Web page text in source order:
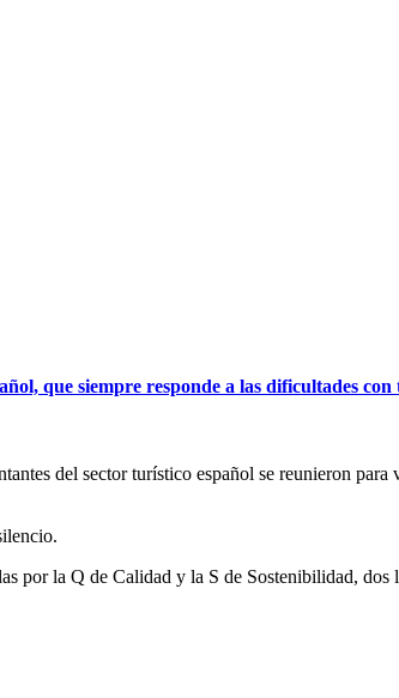
que siempre responde a las dificultades
del sector turístico español se reunieron
por la Q de Calidad y la S de Sostenibilidad, dos